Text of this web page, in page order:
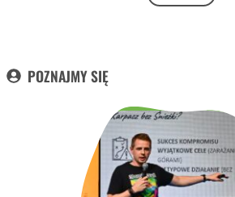
dostęp z dn. 26.03.2023,
POZNAJMY SIĘ